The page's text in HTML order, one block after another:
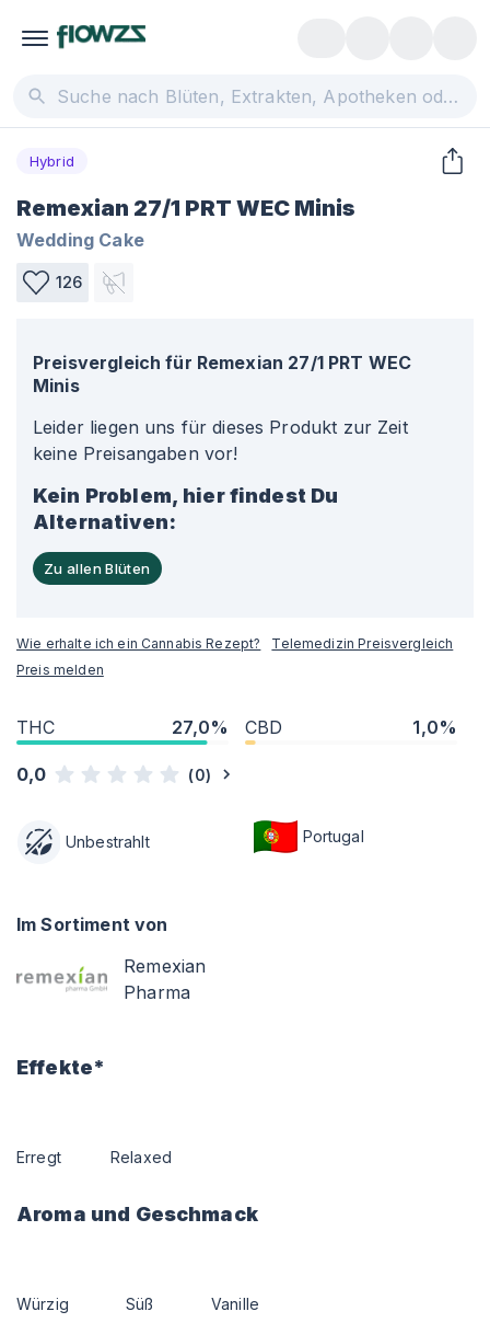
Hybrid
Remexian 27/1 PRT WEC Minis
Wedding Cake
126
Preisvergleich für Remexian 27/1 PRT WEC
Minis
Leider liegen uns für dieses Produkt zur Zeit
keine Preisangaben vor!
Kein Problem, hier findest Du
Alternativen:
Zu allen Blüten
Wie erhalte ich ein Cannabis Rezept?
Telemedizin Preisvergleich
Preis melden
THC 27,0% CBD 1,0%
0,0 (0)
Unbestrahlt Portugal
Im Sortiment von
Remexian
Pharma
Effekte*
Erregt Relaxed
Aroma und Geschmack
Würzig Süß Vanille